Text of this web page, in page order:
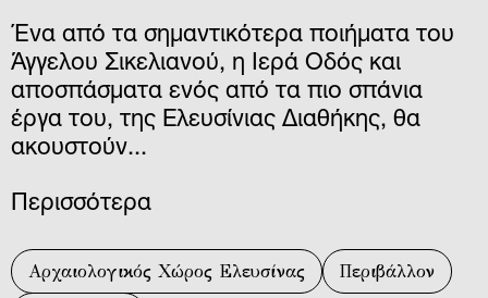
Ένα από τα σημαντικότερα ποιήματα του
Άγγελου Σικελιανού, η Ιερά Οδός και
αποσπάσματα ενός από τα πιο σπάνια
έργα του, της Ελευσίνιας Διαθήκης, θα
ακουστούν...
Περισσότερα
Αρχαιολογικός Χώρος Ελευσίνας Περιβάλλον